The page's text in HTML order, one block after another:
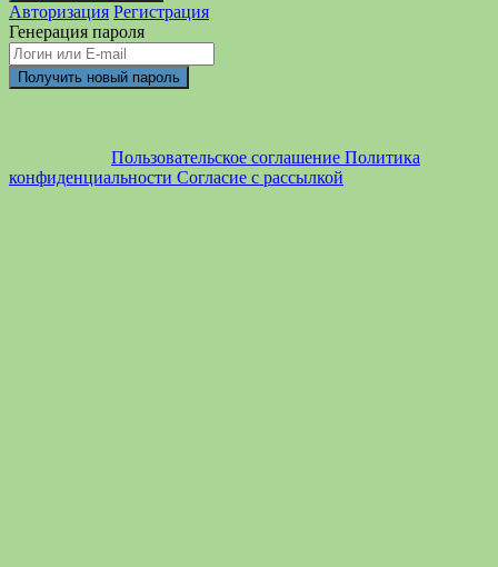
Авторизация Регистрация
Генерация пароля
Пользовательское соглашение Политика
конфиденциальности Согласие с рассылкой